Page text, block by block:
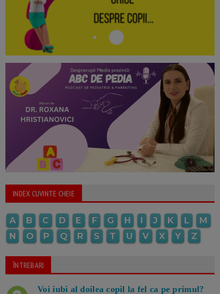
INDEX CUVINTE CHEIE
A B C D E F G H I J K L
M
N
O P Q R S T U V X Y Z
ÎNTREBARI
Voi iubi al doilea copil la fel ca pe primul?